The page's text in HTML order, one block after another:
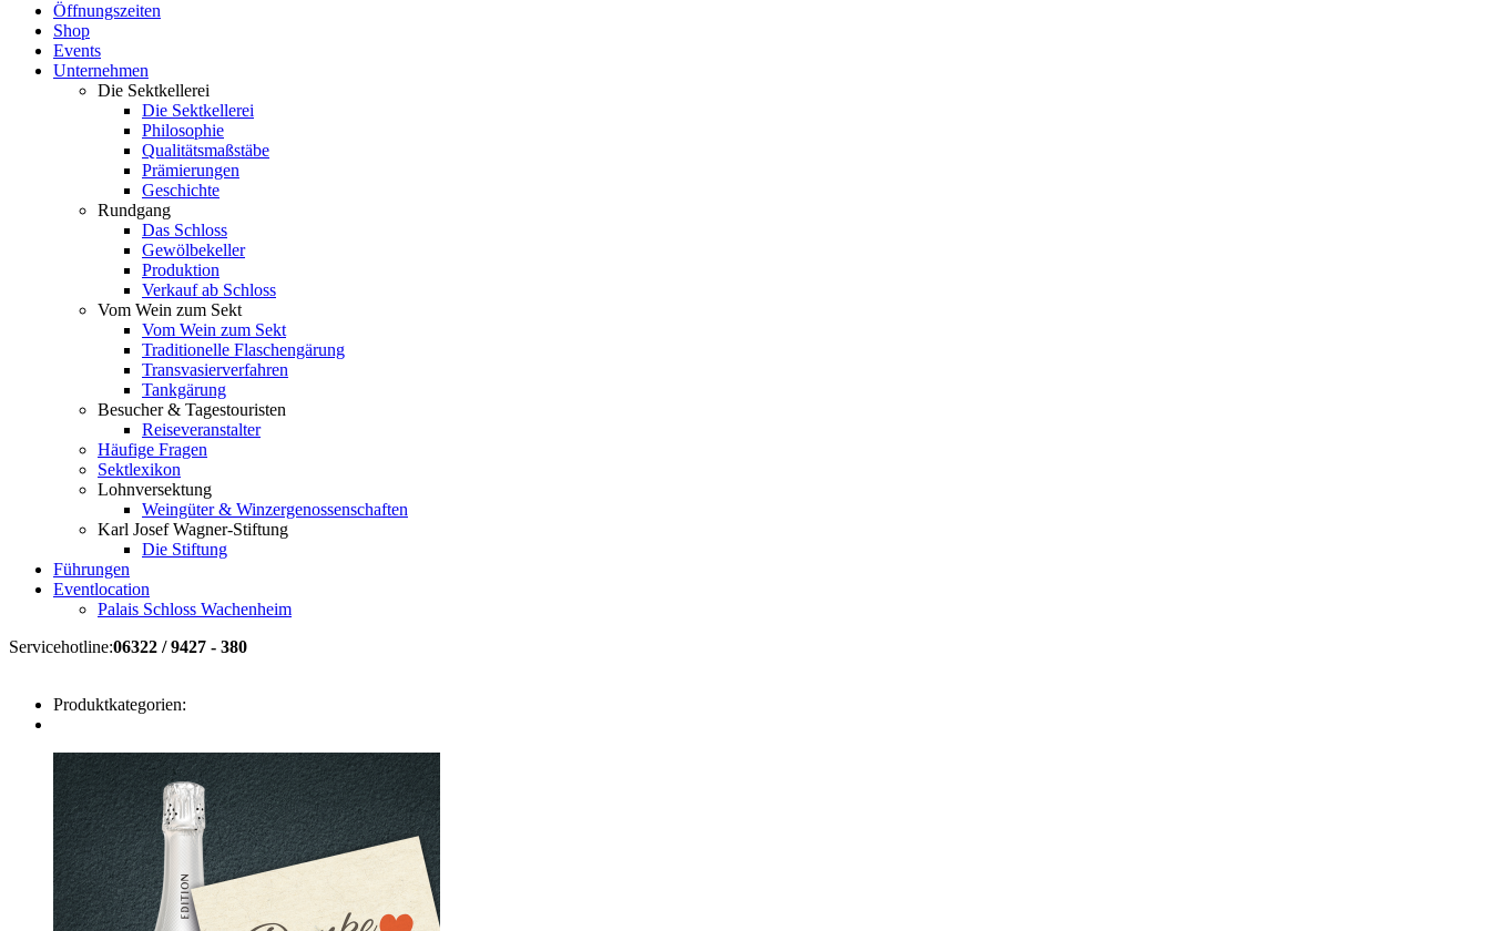
Öffnungszeiten
Shop
Events
Unternehmen
Die Sektkellerei
Die Sektkellerei
Philosophie
Qualitätsmaßstäbe
Prämierungen
Geschichte
Rundgang
Das Schloss
Gewölbekeller
Produktion
Verkauf ab Schloss
Vom Wein zum Sekt
Vom Wein zum Sekt
Traditionelle Flaschengärung
Transvasierverfahren
Tankgärung
Besucher & Tagestouristen
Reiseveranstalter
Häufige Fragen
Sektlexikon
Lohnversektung
Weingüter & Winzergenossenschaften
Karl Josef Wagner-Stiftung
Die Stiftung
Führungen
Eventlocation
Palais Schloss Wachenheim
Servicehotline:06322 / 9427 - 380
Produktkategorien: